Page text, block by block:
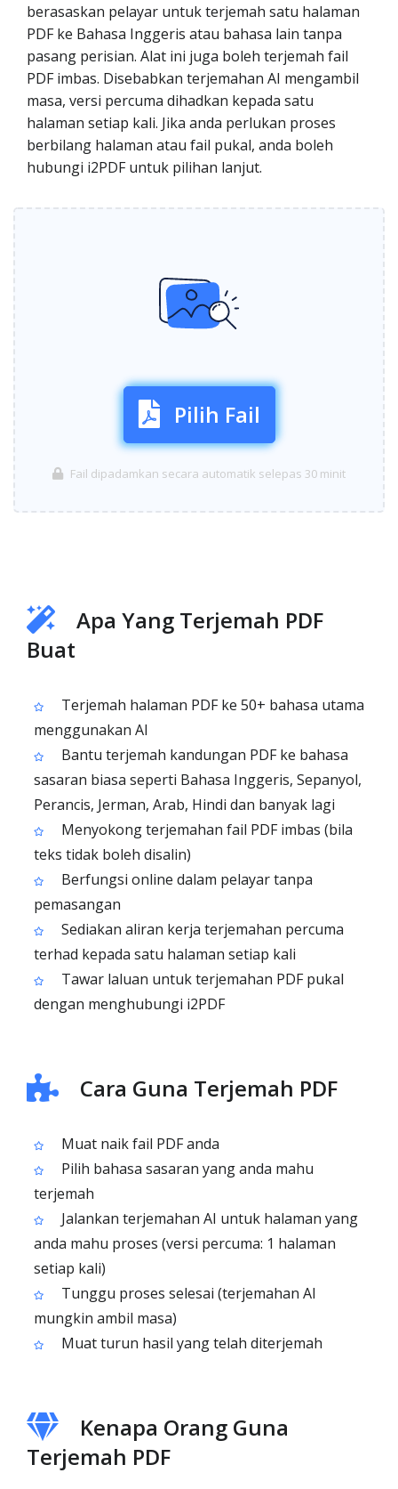
berasaskan pelayar untuk terjemah satu halaman
PDF ke Bahasa Inggeris atau bahasa lain tanpa
pasang perisian. Alat ini juga boleh terjemah fail
PDF imbas. Disebabkan terjemahan AI mengambil
masa, versi percuma dihadkan kepada satu
halaman setiap kali. Jika anda perlukan proses
berbilang halaman atau fail pukal, anda boleh
hubungi i2PDF untuk pilihan lanjut.
Pilih Fail
Fail dipadamkan secara automatik selepas 30 minit
Apa Yang Terjemah PDF
Buat
Terjemah halaman PDF ke 50+ bahasa utama
menggunakan AI
Bantu terjemah kandungan PDF ke bahasa
sasaran biasa seperti Bahasa Inggeris, Sepanyol,
Perancis, Jerman, Arab, Hindi dan banyak lagi
Menyokong terjemahan fail PDF imbas (bila
teks tidak boleh disalin)
Berfungsi online dalam pelayar tanpa
pemasangan
Sediakan aliran kerja terjemahan percuma
terhad kepada satu halaman setiap kali
Tawar laluan untuk terjemahan PDF pukal
dengan menghubungi i2PDF
Cara Guna Terjemah PDF
Muat naik fail PDF anda
Pilih bahasa sasaran yang anda mahu
terjemah
Jalankan terjemahan AI untuk halaman yang
anda mahu proses (versi percuma: 1 halaman
setiap kali)
Tunggu proses selesai (terjemahan AI
mungkin ambil masa)
Muat turun hasil yang telah diterjemah
Kenapa Orang Guna
Terjemah PDF